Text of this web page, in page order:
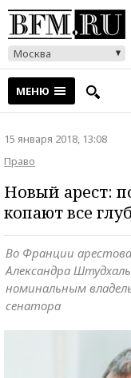
Москва
МЕНЮ
15 января 2018, 13:08
Право
Новый арест:
копают все
Во Франции
Александра
номинальным
сенатора